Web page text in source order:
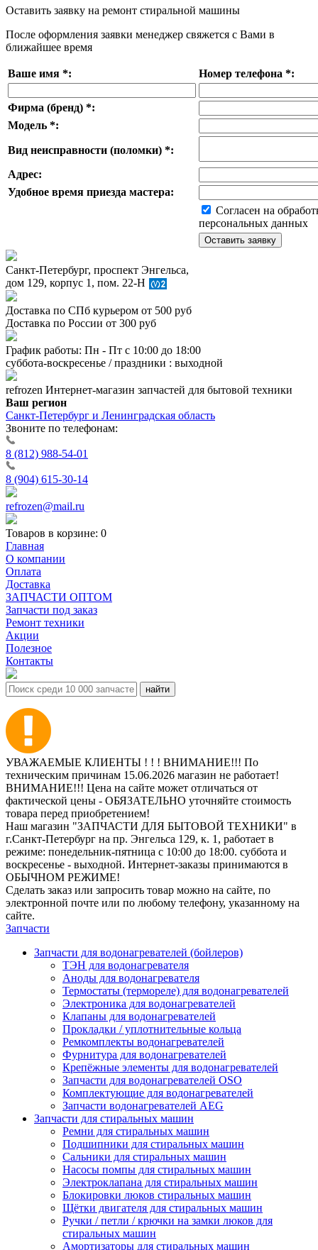
Оставить заявку на ремонт стиральной машины
После оформления заявки менеджер свяжется с Вами в
ближайшее время
Ваше имя *: Номер телефона *:
Фирма (бренд) *:
Модель *:
Вид неисправности (поломки) *:
Адрес:
Удобное время приезда мастера:
Согласен на
персональных данных
Санкт-Петербург, проспект Энгельса,
дом 129, корпус 1, пом. 22-Н
Доставка по СПб курьером от 500 руб
Доставка по России от 300 руб
График работы: Пн - Пт с 10:00 до 18:00
суббота-воскресенье / праздники : выходной
refrozen Интернет-магазин запчастей для бытовой техники
Ваш регион
Санкт-Петербург и Ленинградская область
Звоните по телефонам:
8 (812) 988-54-01
8 (904) 615-30-14
refrozen@mail.ru
Товаров в корзине: 0
Главная
О компании
Оплата
Доставка
ЗАПЧАСТИ ОПТОМ
Запчасти под заказ
Ремонт техники
Акции
Полезное
Контакты
УВАЖАЕМЫЕ КЛИЕНТЫ ! ! ! ВНИМАНИЕ!!! По
техническим причинам 15.06.2026 магазин не работает!
ВНИМАНИЕ!!! Цена на сайте может отличаться от
фактической цены - ОБЯЗАТЕЛЬНО уточняйте стоимость
товара перед приобретением!
Наш магазин "ЗАПЧАСТИ ДЛЯ БЫТОВОЙ ТЕХНИКИ" в
г.Санкт-Петербург на пр. Энгельса 129, к. 1, работает в
режиме: понедельник-пятница с 10:00 до 18:00. суббота и
воскресенье - выходной. Интернет-заказы принимаются в
ОБЫЧНОМ РЕЖИМЕ!
Сделать заказ или запросить товар можно на сайте, по
электронной почте или по любому телефону, указанному на
сайте.
Запчасти
Запчасти для водонагревателей (бойлеров)
ТЭН для водонагревателя
Аноды для водонагревателя
Термостаты (термореле) для водонагревателей
Электроника для водонагревателей
Клапаны для водонагревателей
Прокладки / уплотнительные кольца
Ремкомплекты водонагревателей
Фурнитура для водонагревателей
Крепёжные элементы для водонагревателей
Запчасти для водонагревателей OSO
Комплектующие для водонагревателей
Запчасти водонагревателей AEG
Запчасти для стиральных машин
Ремни для стиральных машин
Подшипники для стиральных машин
Сальники для стиральных машин
Насосы помпы для стиральных машин
Электроклапана для стиральных машин
Блокировки люков стиральных машин
Щётки двигателя для стиральных машин
Ручки / петли / крючки на замки люков для
стиральных машин
Амортизаторы для стиральных машин